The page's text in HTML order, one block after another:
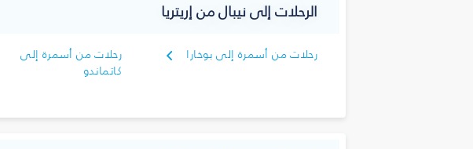
الرحلات إلى نيبال من إريتريا
رحلات من أسمرة إلى بوخارا
رحلات من أسمرة إلى
كاتماندو